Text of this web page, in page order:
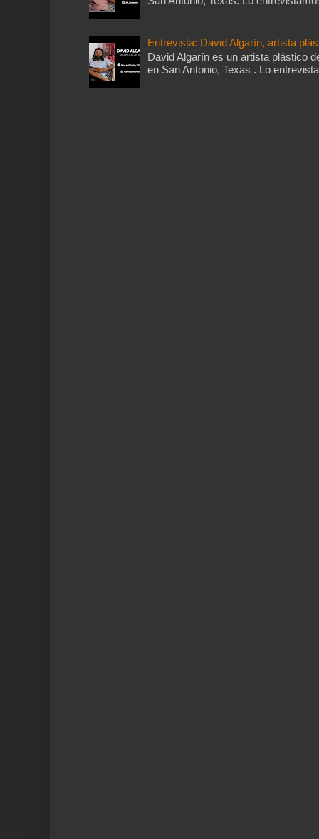
Entrevista: David Algarín, artista
David Algarín es un artista plástico
en San Antonio, Texas . Lo